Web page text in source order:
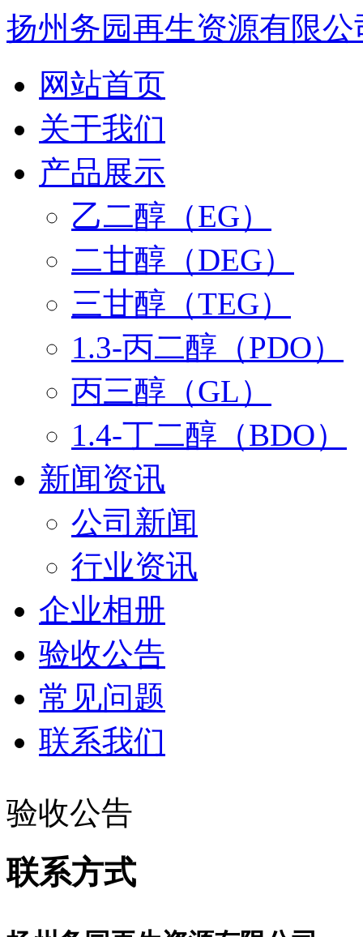
扬州务园再生资源有限公
网站首页
关于我们
产品展示
乙二醇（EG）
二甘醇（DEG）
三甘醇（TEG）
1.3-丙二醇（PDO）
丙三醇（GL）
1.4-丁二醇（BDO）
新闻资讯
公司新闻
行业资讯
企业相册
验收公告
常见问题
联系我们
验收公告
联系方式